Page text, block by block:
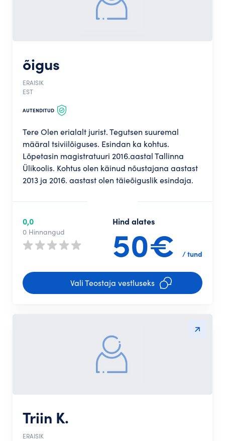
õigus
ERAISIK
EST
AUTENDITUD
Tere Olen erialalt jurist. Tegutsen suuremal
määral tsiviilõiguses. Esindan ka kohtus.
Lõpetasin magistratuuri 2016.aastal Tallinna
Ülikoolis. Kohtus olen käinud nõustajana aastast
2013 ja 2016. aastast olen täieõiguslik esindaja.
Vali Teostaja vestluseks
Hind alates
50€ / tund
0,0
0 Hinnangud
Triin K.
ERAISIK